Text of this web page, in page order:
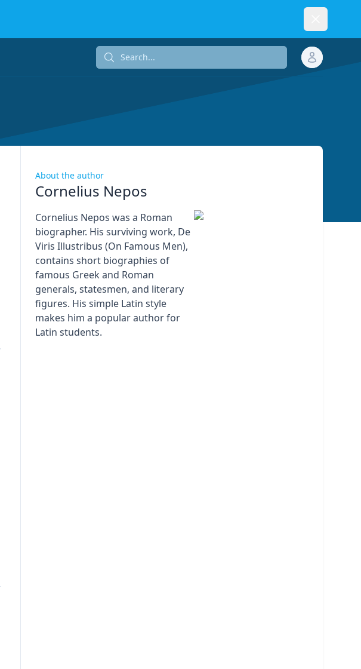
Search...
About the author
Cornelius Nepos
Cornelius Nepos was a Roman
biographer. His surviving work, De
Viris Illustribus (On Famous Men),
contains short biographies of
famous Greek and Roman
generals, statesmen, and literary
figures. His simple Latin style
makes him a popular author for
Latin students.